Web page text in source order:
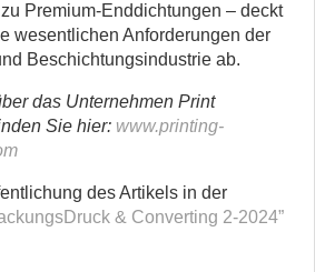
Premium-Enddichtungen – deckt
wesentlichen Anforderungen der
Beschichtungsindustrie ab.
das Unternehmen Print
Sie hier: www.printing-
des Artikels in der
& Converting 2-2024”